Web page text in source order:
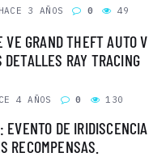
3 AÑOS 0 49
VE GRAND THEFT AUTO V
DETALLES RAY TRACING
4 AÑOS 0 130
EVENTO DE IRIDISCENCIA
RECOMPENSAS.